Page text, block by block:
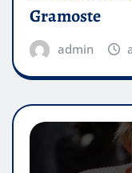
Gramoste
admin